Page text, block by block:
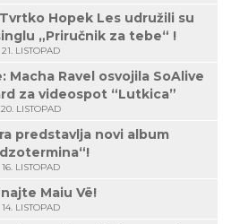
Hopek Les udružili su
„Priručnik za tebe“ !
21. LISTOPAD
Macha Ravel osvojila SoAlive
za videospot “Lutkica”
20. LISTOPAD
predstavlja novi album
16. LISTOPAD
Maiu Vë!
14. LISTOPAD